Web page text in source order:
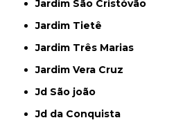
Jardim São Cristóvão
Jardim Tietê
Jardim Três Marias
Jardim Vera Cruz
Jd São joão
Jd da Conquista